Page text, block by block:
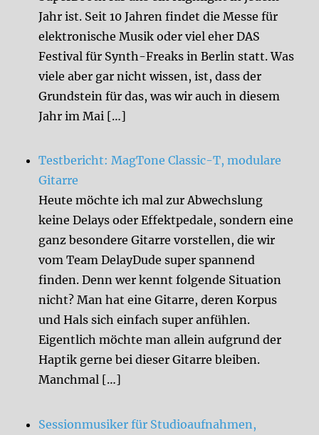
Jahr ist. Seit 10 Jahren findet die Messe für
elektronische Musik oder viel eher DAS
Festival für Synth-Freaks in Berlin statt. Was
viele aber gar nicht wissen, ist, dass der
Grundstein für das, was wir auch in diesem
Jahr im Mai […]
Testbericht: MagTone Classic-T, modulare
Gitarre
Heute möchte ich mal zur Abwechslung
keine Delays oder Effektpedale, sondern eine
ganz besondere Gitarre vorstellen, die wir
vom Team DelayDude super spannend
finden. Denn wer kennt folgende Situation
nicht? Man hat eine Gitarre, deren Korpus
und Hals sich einfach super anfühlen.
Eigentlich möchte man allein aufgrund der
Haptik gerne bei dieser Gitarre bleiben.
Manchmal […]
Sessionmusiker für Studioaufnahmen,